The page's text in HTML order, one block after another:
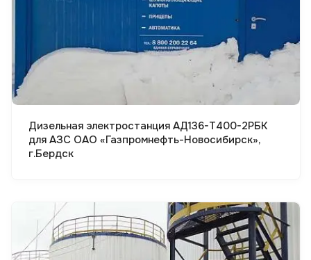
Смотреть проект
Дизельная электростанция АД136-Т400-2РБК
для АЗС ОАО «Газпромнефть-Новосибирск»,
г.Бердск